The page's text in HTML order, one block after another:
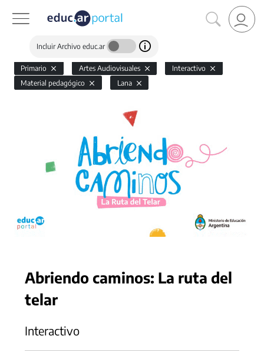
Incluir Archivo educ.ar
Primario Artes Audiovisuales
Interactivo
Material pedagógico
Lana
Abriendo caminos: La ruta del
telar
Interactivo